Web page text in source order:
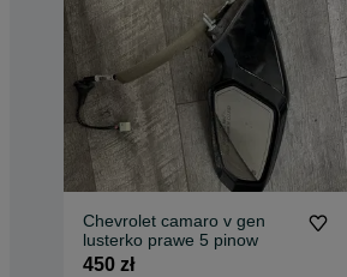
Chevrolet camaro v gen
lusterko prawe 5 pinow
450 zł